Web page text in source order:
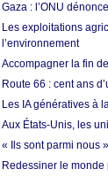
Gaza : l’ONU
Les exploitations
l’environnement
Accompagner la fin
Route 66 : cent ans
Les IA génératives à
Aux États-Unis, les
« Ils sont parmi nous
Redessiner le